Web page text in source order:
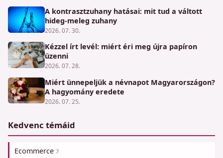
A kontrasztzuhany hatásai: mit tud a váltott
hideg-meleg zuhany
2026. 07. 30.
Kézzel írt levél: miért éri meg újra papíron
üzenni
2026. 07. 28.
Miért ünnepeljük a névnapot Magyarországon?
A hagyomány eredete
2026. 07. 25.
Kedvenc témáid
Ecommerce 7